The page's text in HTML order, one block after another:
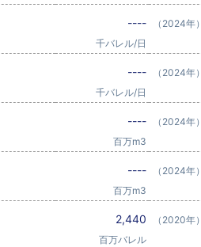
----
千バレル/日
（2024年
----
千バレル/日
（2024年
----
百万m3
（2024年
----
百万m3
（2024年
2,440
百万バレル
（2020年